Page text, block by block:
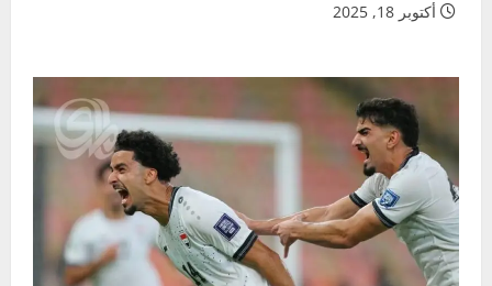
أكتوبر 18, 2025